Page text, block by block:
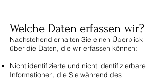
Welche Daten erfassen wir?
Nachstehend erhalten Sie einen Überblick
über die Daten, die wir erfassen können:
Nicht identifizierte und nicht identifizierbare
Informationen, die Sie während des